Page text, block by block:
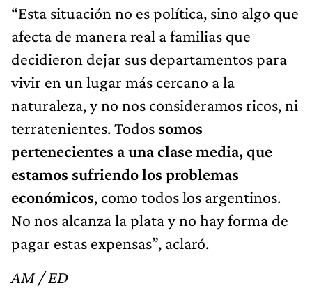
“Esta situación no es política, sino algo que
afecta de manera real a familias que
decidieron dejar sus departamentos para
vivir en un lugar más cercano a la
naturaleza, y no nos consideramos ricos, ni
terratenientes. Todos somos
pertenecientes a una clase media, que
estamos sufriendo los problemas
económicos, como todos los argentinos.
No nos alcanza la plata y no hay forma de
pagar estas expensas”, aclaró.
AM / ED